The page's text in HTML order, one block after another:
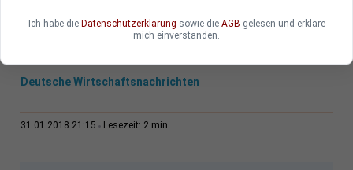
Deutsche Wirtschaftsnachrichten
31.01.2018 21:15 Lesezeit: 2 min
Ich habe die Datenschutzerklärung sowie die AGB gelesen und erkläre
mich einverstanden.